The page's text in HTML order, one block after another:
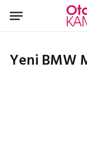
Yeni BMW